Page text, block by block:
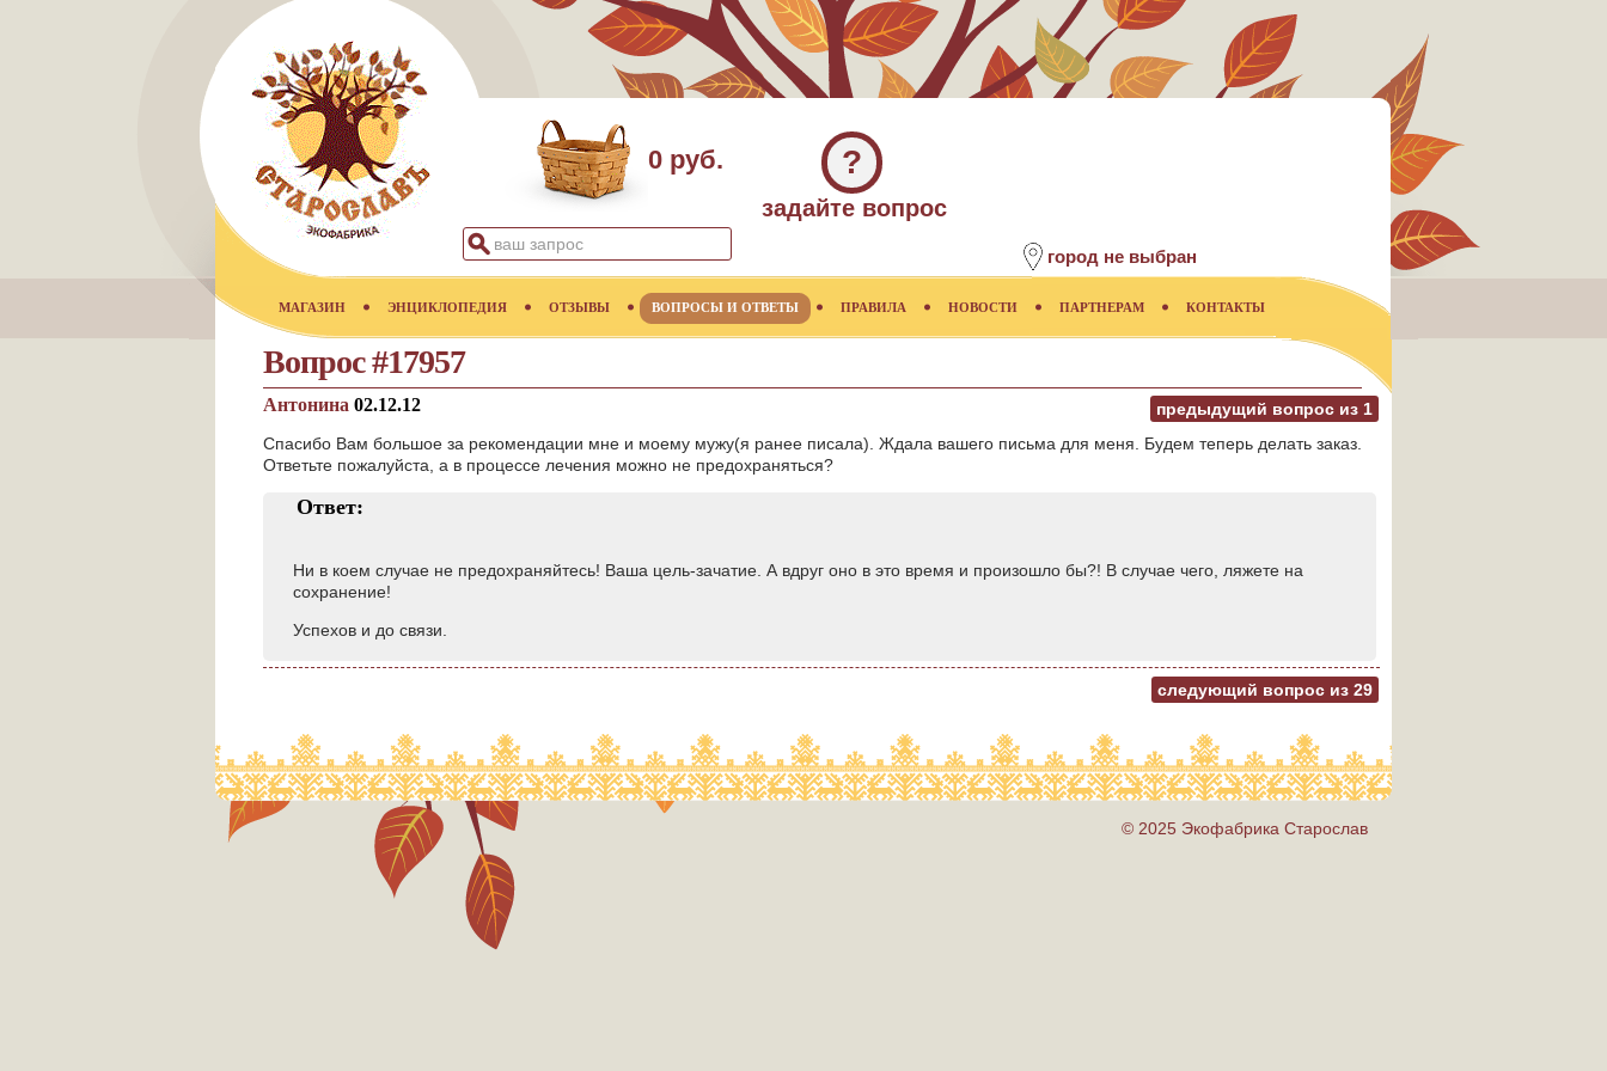
0 руб. ?
задайте вопрос
город не выбран
МАГАЗИН ЭНЦИКЛОПЕДИЯ ОТЗЫВЫ ВОПРОСЫ И ОТВЕТЫ ПРАВИЛА НОВОСТИ ПАРТНЕРАМ КОНТАКТЫ
Вопрос #17957
предыдущий вопрос из 1
Антонина 02.12.12
Спасибо Вам большое за рекомендации мне и моему мужу(я ранее писала). Ждала вашего письма для меня. Будем теперь делать заказ.
Ответьте пожалуйста, а в процессе лечения можно не предохраняться?
Ответ:
Ни в коем случае не предохраняйтесь! Ваша цель-зачатие. А вдруг оно в это время и произошло бы?! В случае чего, ляжете на
сохранение!
Успехов и до связи.
следующий вопрос из 29
© 2025 Экофабрика Старослав